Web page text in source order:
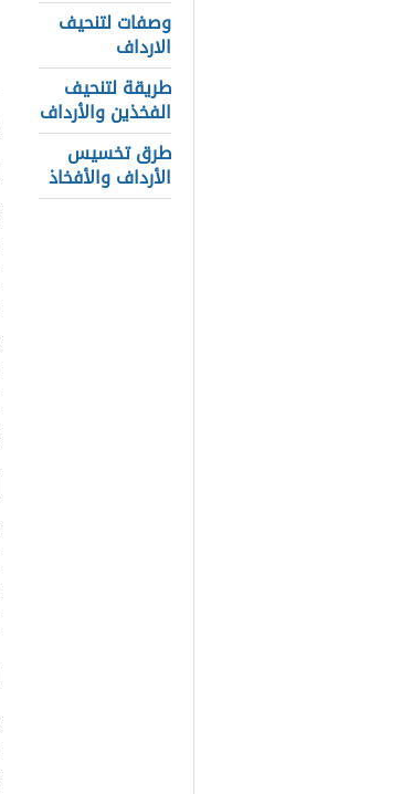
وصفات لتنحيف
الارداف
طريقة لتنحيف
الفخذين والأرداف
طرق تخسيس
الأرداف والأفخاذ